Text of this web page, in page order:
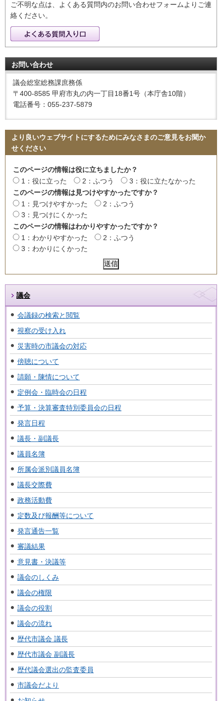
ご不明な点は、よくある質問内のお問い合わせフォームよりご連
絡ください。
お問い合わせ
議会総室総務課庶務係
〒400-8585 甲府市丸の内一丁目18番1号（本庁舎10階）
電話番号：055-237-5879
より良いウェブサイトにするためにみなさまのご意見をお聞か
せください
このページの情報は役に立ちましたか？
1：役に立った
2：ふつう
3：役に立たなかった
このページの情報は見つけやすかったですか？
1：見つけやすかった
2：ふつう
3：見つけにくかった
このページの情報はわかりやすかったですか？
1：わかりやすかった
2：ふつう
3：わかりにくかった
議会
会議録の検索と閲覧
視察の受け入れ
災害時の市議会の対応
傍聴について
請願・陳情について
定例会・臨時会の日程
予算・決算審査特別委員会の日程
発言日程
議長・副議長
議員名簿
所属会派別議員名簿
議長交際費
政務活動費
定数及び報酬等について
発言通告一覧
審議結果
意見書・決議等
議会のしくみ
議会の権限
議会の役割
議会の流れ
歴代市議会 議長
歴代市議会 副議長
歴代議会選出の監査委員
市議会だより